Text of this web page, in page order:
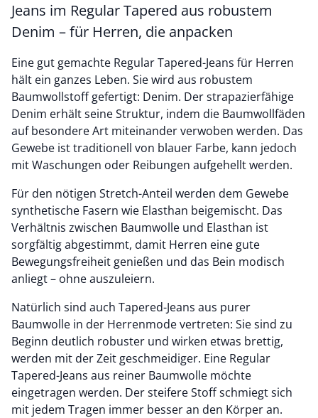
Jeans im Regular Tapered aus robustem
Denim – für Herren, die anpacken
Eine gut gemachte Regular Tapered-Jeans für Herren
hält ein ganzes Leben. Sie wird aus robustem
Baumwollstoff gefertigt: Denim. Der strapazierfähige
Denim erhält seine Struktur, indem die Baumwollfäden
auf besondere Art miteinander verwoben werden. Das
Gewebe ist traditionell von blauer Farbe, kann jedoch
mit Waschungen oder Reibungen aufgehellt werden.
Für den nötigen Stretch-Anteil werden dem Gewebe
synthetische Fasern wie Elasthan beigemischt. Das
Verhältnis zwischen Baumwolle und Elasthan ist
sorgfältig abgestimmt, damit Herren eine gute
Bewegungsfreiheit genießen und das Bein modisch
anliegt – ohne auszuleiern.
Natürlich sind auch Tapered-Jeans aus purer
Baumwolle in der Herrenmode vertreten: Sie sind zu
Beginn deutlich robuster und wirken etwas brettig,
werden mit der Zeit geschmeidiger. Eine Regular
Tapered-Jeans aus reiner Baumwolle möchte
eingetragen werden. Der steifere Stoff schmiegt sich
mit jedem Tragen immer besser an den Körper an.